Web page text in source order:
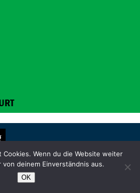
Altstadt
Cookies. Wenn du die Website weiter
deinem Einverständnis aus.
OK